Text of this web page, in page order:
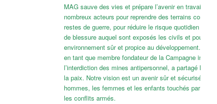
MAG sauve des vies et prépare l’avenir en travaillant
nombreux acteurs pour reprendre des terrains
restes de guerre, pour réduire le risque quotidien de
de blessure auquel sont exposés les civils et pour
environnement sûr et propice au développement. En
en tant que membre fondateur de la Campagne
l’interdiction des mines antipersonnel, a partagé le
la paix. Notre vision est un avenir sûr et sécurisé
hommes, les femmes et les enfants touchés par la
les conflits armés.